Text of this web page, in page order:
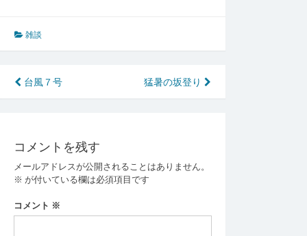
雑談
投
稿
ビ
ゲ
ー
シ
台風７号 猛暑の坂登り
コメントを残す
メールアドレスが公開されることはありません。
※ が付いている欄は必須項目です
コメント ※